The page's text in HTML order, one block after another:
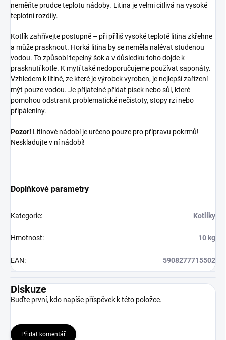
neměňte prudce teplotu nádoby. Litina je velmi citlivá na vysoké
teplotní rozdíly.
Kotlík zahřívejte postupně – při příliš vysoké teplotě litina zkřehne
a může prasknout. Horká litina by se neměla nalévat studenou
vodou. To způsobí tepelný šok a v důsledku toho dojde k
prasknutí kotle. K mytí také nedoporučujeme používat saponáty.
Vzhledem k litině, ze které je výrobek vyroben, je nejlepší zařízení
mýt pouze vodou. Je přijatelné přidat písek nebo sůl, které
pomohou odstranit problematické nečistoty, stopy rzi nebo
připáleniny.
Pozor! Litinové nádobí je určeno pouze pro přípravu pokrmů!
Neskladujte v ní nádobí!
Doplňkové parametry
Kategorie: Kotlíky
Hmotnost: 10 kg
EAN: 5908277715502
Diskuze
Buďte první, kdo napíše příspěvek k této položce.
Přidat komentář